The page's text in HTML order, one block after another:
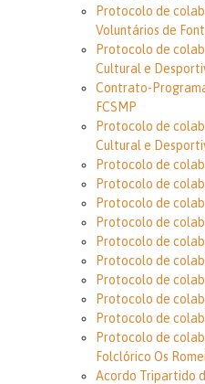
Protocolo de
Voluntários de
Protocolo de
Cultural e
Contrato-
FCSMP
Protocolo de
Cultural e
Protocolo de
Protocolo de
Protocolo de
Protocolo de
Protocolo de
Protocolo de
Protocolo de
Protocolo de
Protocolo de
Protocolo de
Folclórico Os
Acordo Tripartido